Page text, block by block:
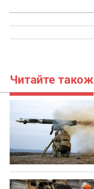
Читайте також